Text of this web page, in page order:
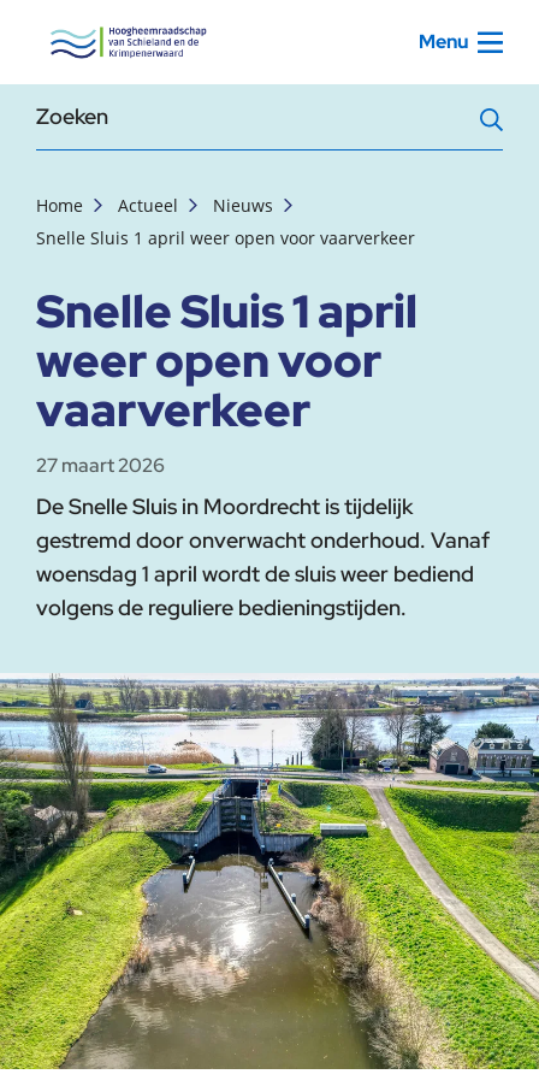
, startpagina Menu
Zoekterm
Home Actueel
Nieuws
Snelle Sluis 1 april weer open voor vaarverkeer
Snelle Sluis 1 april
weer open voor
vaarverkeer
27 maart 2026
De Snelle Sluis in Moordrecht is tijdelijk
gestremd door onverwacht onderhoud. Vanaf
woensdag 1 april wordt de sluis weer bediend
volgens de reguliere bedieningstijden.